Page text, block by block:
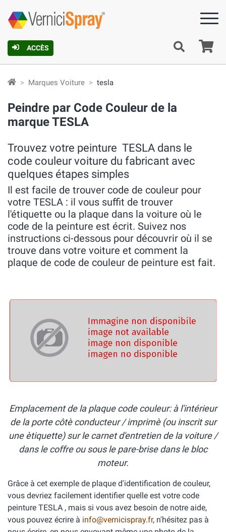
ACCÈS
Marques Voiture tesla
Peindre par Code Couleur de la
marque TESLA
Trouvez votre peinture TESLA dans le
code couleur voiture du fabricant avec
quelques étapes simples
Il est facile de trouver code de couleur pour
votre TESLA : il vous suffit de trouver
l'étiquette ou la plaque dans la voiture où le
code de la peinture est écrit. Suivez nos
instructions ci-dessous pour découvrir où il se
trouve dans votre voiture et comment la
plaque de code de couleur de peinture est fait.
Emplacement de la plaque code couleur: à l'intérieur
de la porte côtè conducteur / imprimè (ou inscrit sur
une ètiquette) sur le carnet d'entretien de la voiture /
dans le coffre ou sous le pare-brise dans le bloc
moteur.
Grâce à cet exemple de plaque d'identification de couleur,
vous devriez facilement identifier quelle est votre code
peinture TESLA , mais si vous avez besoin de notre aide,
vous pouvez écrire à info@vernicispray.fr, n'hésitez pas à